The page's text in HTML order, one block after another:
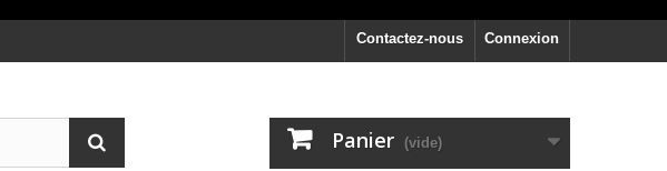
Connexion
Contactez-nous
Panier (vide)